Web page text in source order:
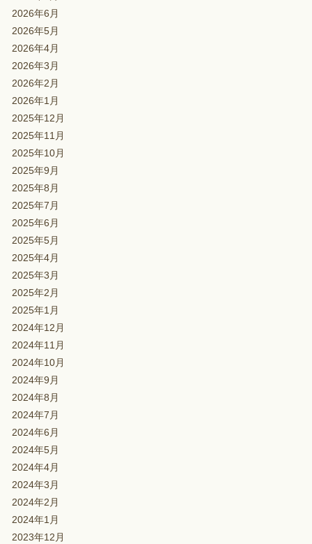
2026年6月
2026年5月
2026年4月
2026年3月
2026年2月
2026年1月
2025年12月
2025年11月
2025年10月
2025年9月
2025年8月
2025年7月
2025年6月
2025年5月
2025年4月
2025年3月
2025年2月
2025年1月
2024年12月
2024年11月
2024年10月
2024年9月
2024年8月
2024年7月
2024年6月
2024年5月
2024年4月
2024年3月
2024年2月
2024年1月
2023年12月